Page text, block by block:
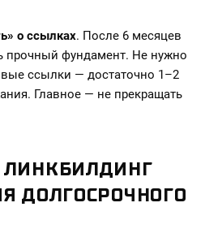
о ссылках. После 6 месяцев
прочный фундамент. Не нужно
ссылки — достаточно 1–2
Главное — не прекращать
ДОЛГОСРОЧНОГО